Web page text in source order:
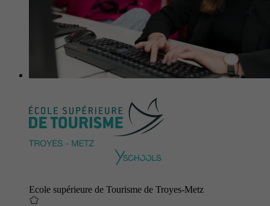
Ecole supérieure de Tourisme de Troyes-Metz